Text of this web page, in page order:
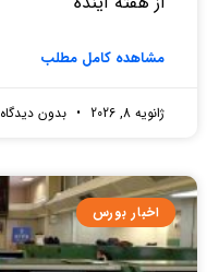
مشاهده کامل مطلب
ژانویه 8, 2026 بدون دیدگاه
اخبار بورس